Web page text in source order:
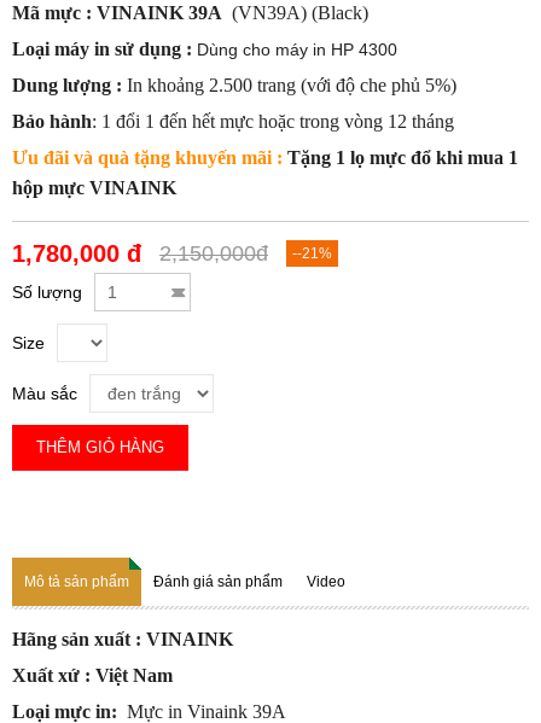
Mã mực : VINAINK 39A (VN39A) (Black)
Loại máy in sử dụng : Dùng cho máy in HP 4300
Dung lượng : In khoảng 2.500 trang (với độ che phủ 5%)
Bảo hành: 1 đổi 1 đến hết mực hoặc trong vòng 12 tháng
Ưu đãi và quà tặng khuyến mãi : Tặng 1 lọ mực đổ khi mua 1
hộp mực VINAINK
1,780,000 đ 2,150,000đ --21%
Số lượng
Size
Màu sắc
THÊM GIỎ HÀNG
Mô tả sản phẩm Đánh giá sản phẩm Video
Hãng sản xuất : VINAINK
Xuất xứ : Việt Nam
Loại mực in: Mực in Vinaink 39A